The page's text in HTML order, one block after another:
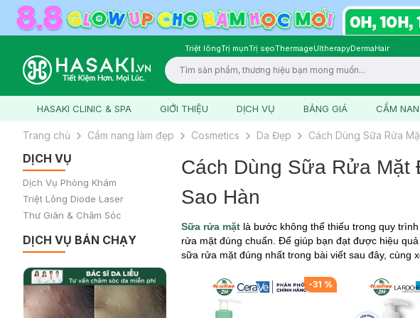
Triệt lôngTrị mụnTrị sẹoThermageUltherapyDermaHair
Logo
HASAKI CLINIC & SPA GIỚI THIỆU DỊCH VỤ BẢNG GIÁ CẨM
Trang chủ Cẩm nang làm đẹp Cosmetics Da Đẹp Cách Dùng Sữa Rửa
DỊCH VỤ
Dịch Vụ Phòng Khám
Triệt Lông Diode Laser
Thư Giãn & Chăm Sóc
DỊCH VỤ BÁN CHẠY
Cách Dùng Sữa Rửa Mặt
Sao Hàn
Sữa rửa mặt là bước không thể thiếu trong quy
rửa mặt đúng chuẩn. Để giúp bạn đạt được hiệu
sữa rửa mặt đúng nhất trong bài viết sau đây, cùng
-31 %